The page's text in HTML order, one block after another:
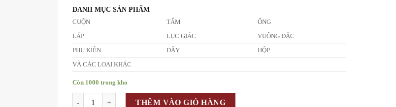
DANH MỤC SẢN PHẨM
CUỘN TẤM ỐNG
LÁP LỤC GIÁC VUÔNG ĐẶC
PHỤ KIỆN DÂY HỘP
VÀ CÁC LOẠI KHÁC
Còn 1000 trong kho
THÊM VÀO GIỎ HÀNG